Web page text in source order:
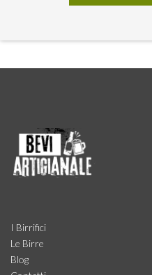
I Birrifici
Le Birre
Blog